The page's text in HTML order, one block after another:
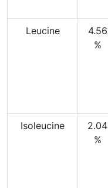
Leucine
4.56
%
Isoleucine
2.04
%